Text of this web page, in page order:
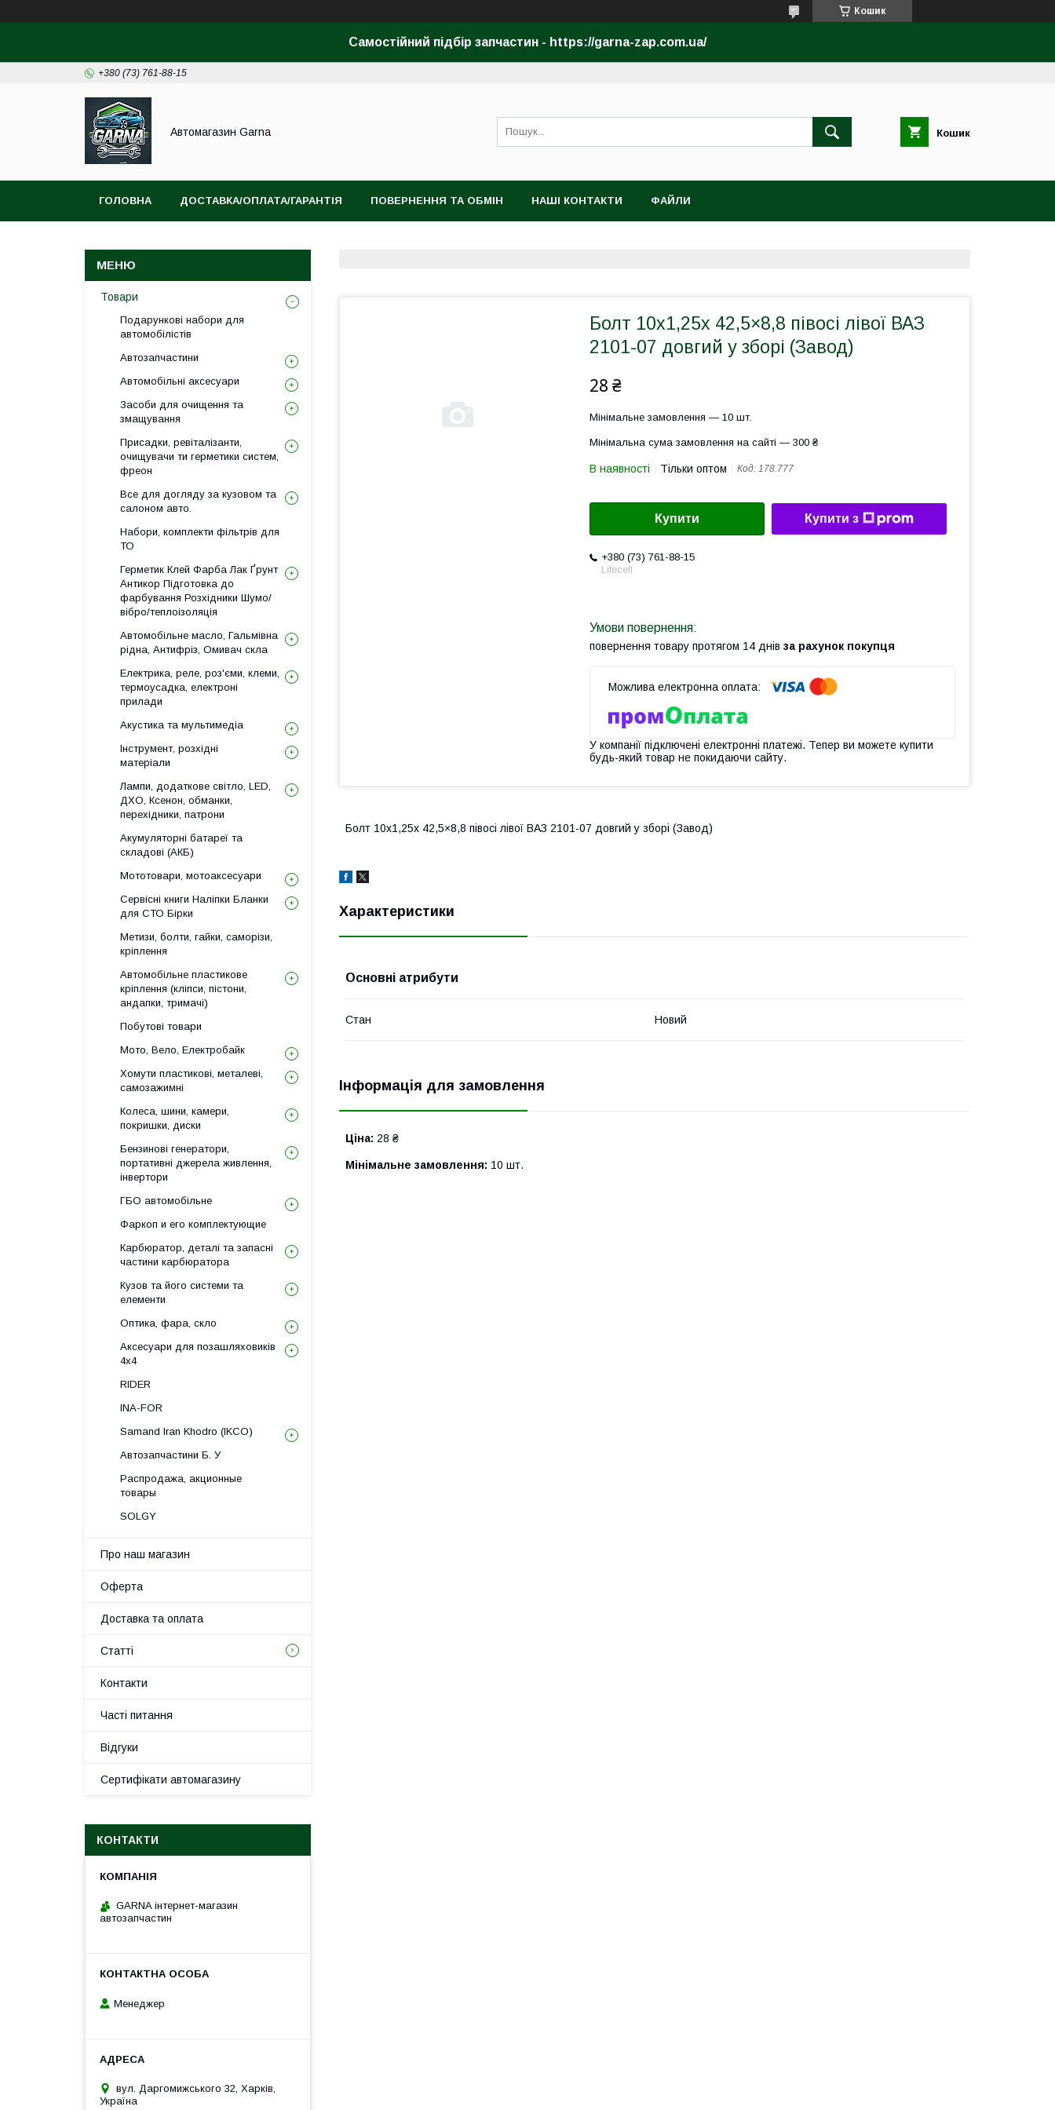
Кошик
Самостійний підбір запчастин - https://garna-zap.com.ua/
+380 (73) 761-88-15
Автомагазин Garna Кошик
ГОЛОВНА ДОСТАВКА/ОПЛАТА/ГАРАНТІЯ ПОВЕРНЕННЯ ТА ОБМІН НАШІ КОНТАКТИ ФАЙЛИ
Болт 10х1,25х 42,5×8,8 півосі лівої ВАЗ
2101-07 довгий у зборі (Завод)
28 ₴
Мінімальне замовлення — 10 шт.
Мінімальна сума замовлення на сайті — 300 ₴
В наявності Тільки оптом Код: 178.777
Купити Купити з
+380 (73) 761-88-15
Lifecell
повернення товару протягом 14 днів за рахунок покупця
У компанії підключені електронні платежі. Тепер ви можете купити
будь-який товар не покидаючи сайту.
Болт 10х1,25х 42,5×8,8 півосі лівої ВАЗ 2101-07 довгий у зборі (Завод)
Характеристики
Основні атрибути
Стан Новий
Інформація для замовлення
Ціна: 28 ₴
Мінімальне замовлення: 10 шт.
Товари
Подарункові набори для
автомобілістів
Автозапчастини
Автомобільні аксесуари
Засоби для очищення та
змащування
Присадки, ревіталізанти,
очищувачи ти герметики систем,
фреон
Все для догляду за кузовом та
салоном авто.
Набори, комплекти фільтрів для
ТО
Герметик Клей Фарба Лак Ґрунт
Антикор Підготовка до
фарбування Розхідники Шумо/
вібро/теплоізоляція
Автомобільне масло, Гальмівна
рідна, Антифріз, Омивач скла
Електрика, реле, роз'єми, клеми,
термоусадка, електроні
прилади
Акустика та мультимедіа
Інструмент, розхідні
матеріали
Лампи, додаткове світло, LED,
ДХО, Ксенон, обманки,
перехідники, патрони
Акумуляторні батареї та
складові (АКБ)
Мототовари, мотоаксесуари
Сервісні книги Наліпки Бланки
для СТО Бірки
Метизи, болти, гайки, саморізи,
кріплення
Автомобільне пластикове
кріплення (кліпси, пістони,
андапки, тримачі)
Побутові товари
Мото, Вело, Електробайк
Хомути пластикові, металеві,
самозажимні
Колеса, шини, камери,
покришки, диски
Бензинові генератори,
портативні джерела живлення,
інвертори
ГБО автомобільне
Фаркоп и его комплектующие
Карбюратор, деталі та запасні
частини карбюратора
Кузов та його системи та
елементи
Оптика, фара, скло
Аксесуари для позашляховиків
4х4
RIDER
INA-FOR
Samand Iran Khodro (IKCO)
Автозапчастини Б. У
Распродажа, акционные
товары
SOLGY
Про наш магазин
Оферта
Доставка та оплата
Статті
Контакти
Часті питання
Відгуки
Сертифікати автомагазину
КОНТАКТИ
GARNA інтернет-магазин
автозапчастин
Менеджер
вул. Даргомижського 32, Харків,
Україна